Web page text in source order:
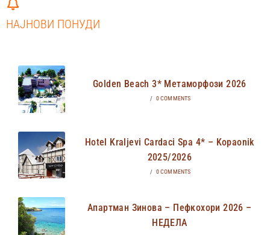
НАЈНОВИ ПОНУДИ
Golden Beach 3* Метаморфози 2026
/ 0 COMMENTS
Hotel Kraljevi Cardaci Spa 4* – Kopaonik
2025/2026
/ 0 COMMENTS
Апартман Зинова – Пефкохори 2026 –
НЕДЕЛА